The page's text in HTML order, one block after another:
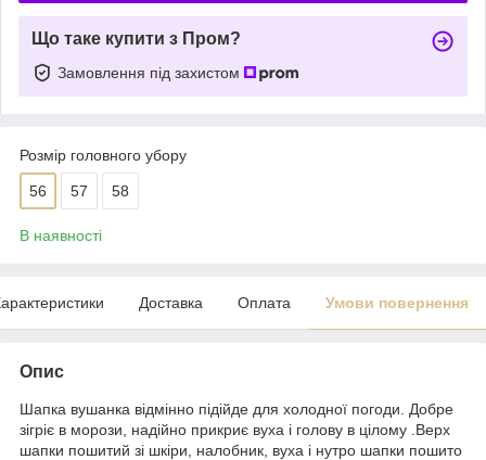
Що таке купити з Пром?
Замовлення під захистом
Розмір головного убору
56 57 58
В наявності
Доставка Оплата Умови повернення
Опис
Шапка вушанка відмінно підійде для холодної погоди. Добре
зігріє в морози, надійно прикриє вуха і голову в цілому .Верх
шапки пошитий зі шкіри, налобник, вуха і нутро шапки пошито